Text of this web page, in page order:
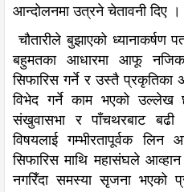
आन्दोलनमा उत्रने चेतावनी दिए ।
चौतारीले बुझाएको
बहुमतका आधारमा आफू
सिफारिस गर्ने र उस्तै
विभेद गर्ने काम भएको
संखुवासभा र पाँचथरबाट
विषयलाई गम्भीरतापूर्वक
सिफारिस माथि महासंघले
नगरिँदा समस्या सृजना भएको